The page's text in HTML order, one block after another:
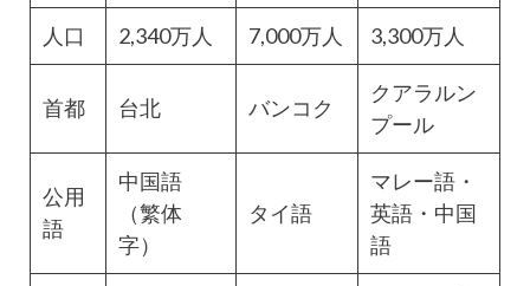
人口 2,340万人 7,000万人 3,300万人
首都 台北 バンコク
クアラルン
プール
公用
語
中国語
（繁体
字）
タイ語
マレー語・
英語・中国
語